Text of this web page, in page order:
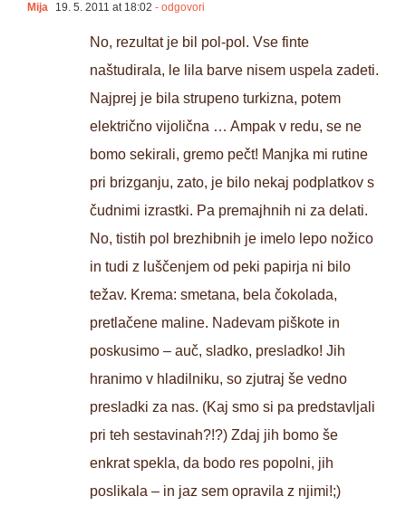
Mija 19. 5. 2011 at 18:02 - odgovori
No, rezultat je bil pol-pol. Vse finte
naštudirala, le lila barve nisem uspela zadeti.
Najprej je bila strupeno turkizna, potem
električno vijolična … Ampak v redu, se ne
bomo sekirali, gremo pečt! Manjka mi rutine
pri brizganju, zato, je bilo nekaj podplatkov s
čudnimi izrastki. Pa premajhnih ni za delati.
No, tistih pol brezhibnih je imelo lepo nožico
in tudi z luščenjem od peki papirja ni bilo
težav. Krema: smetana, bela čokolada,
pretlačene maline. Nadevam piškote in
poskusimo – auč, sladko, presladko! Jih
hranimo v hladilniku, so zjutraj še vedno
presladki za nas. (Kaj smo si pa predstavljali
pri teh sestavinah?!?) Zdaj jih bomo še
enkrat spekla, da bodo res popolni, jih
poslikala – in jaz sem opravila z njimi!;)